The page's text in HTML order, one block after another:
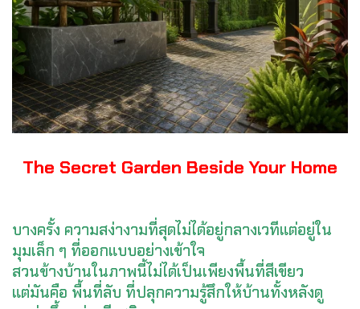
The Secret Garden Beside Your Home
บางครั้ง ความสง่างามที่สุดไม่ได้อยู่กลางเวทีแต่อยู่ใน
มุมเล็ก ๆ ที่ออกแบบอย่างเข้าใจ
สวนข้างบ้านในภาพนี้ไม่ได้เป็นเพียงพื้นที่สีเขียว
แต่มันคือ พื้นที่ลับ ที่ปลุกความรู้สึกให้บ้านทั้งหลังดู